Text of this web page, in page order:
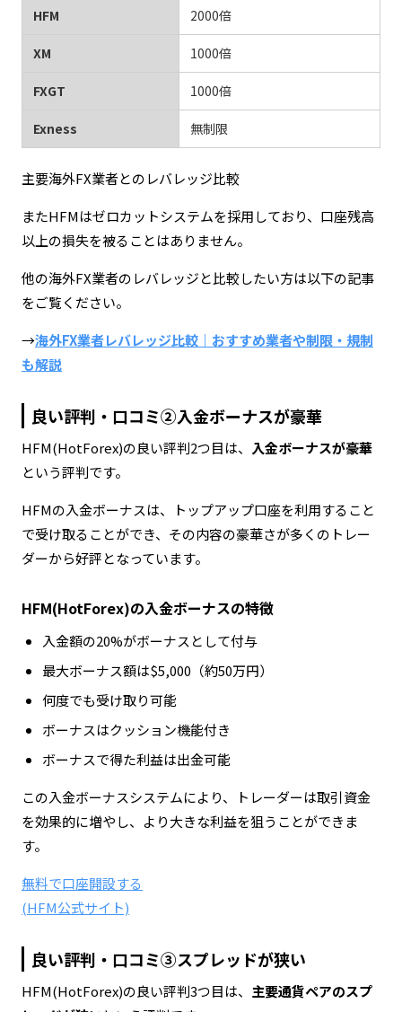
HFM 2000倍
XM 1000倍
FXGT 1000倍
Exness 無制限
主要海外FX業者とのレバレッジ比較
またHFMはゼロカットシステムを採用しており、口座残高
以上の損失を被ることはありません。
他の海外FX業者のレバレッジと比較したい方は以下の記事
をご覧ください。
→海外FX業者レバレッジ比較｜おすすめ業者や制限・規制
も解説
良い評判・口コミ②入金ボーナスが豪華
HFM(HotForex)の良い評判2つ目は、 入金ボーナスが豪華
という評判です。
HFMの入金ボーナスは、トップアップ口座を利用すること
で受け取ることができ、その内容の豪華さが多くのトレー
ダーから好評となっています。
HFM(HotForex)の入金ボーナスの特徴
入金額の20%がボーナスとして付与
最大ボーナス額は$5,000（約50万円）
何度でも受け取り可能
ボーナスはクッション機能付き
ボーナスで得た利益は出金可能
この入金ボーナスシステムにより、トレーダーは取引資金
を効果的に増やし、より大きな利益を狙うことができま
す。
無料で口座開設する
(HFM公式サイト)
良い評判・口コミ③スプレッドが狭い
HFM(HotForex)の良い評判3つ目は、 主要通貨ペアのスプ